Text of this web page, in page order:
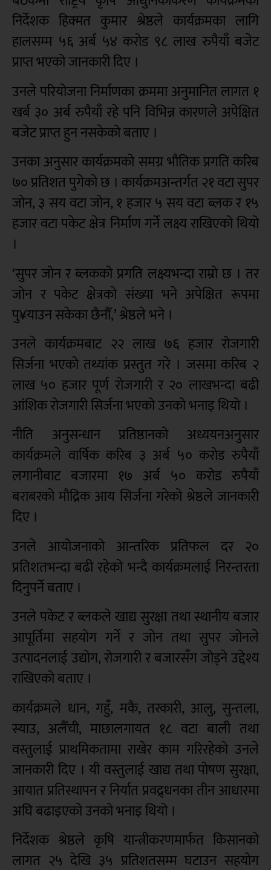
निर्देशक हिक्मत कुमार श्रेष्ठले कार्यक्रमका लागि
हालसम्म ५६ अर्ब ५४ करोड ९८ लाख रुपैयाँ बजेट
प्राप्त भएको जानकारी दिए ।
उनले परियोजना निर्माणका क्रममा अनुमानित लागत १
खर्ब ३० अर्ब रुपैयाँ रहे पनि विभिन्न कारणले अपेक्षित
बजेट प्राप्त हुन नसकेको बताए ।
उनका अनुसार कार्यक्रमको समग्र भौतिक प्रगति करिब
७० प्रतिशत पुगेको छ । कार्यक्रमअन्तर्गत २१ वटा सुपर
जोन, ३ सय वटा जोन, १ हजार ५ सय वटा ब्लक र १५
हजार वटा पकेट क्षेत्र निर्माण गर्ने लक्ष्य राखिएको थियो
।
‘सुपर जोन र ब्लकको प्रगति लक्ष्यभन्दा राम्रो छ । तर
जोन र पकेट क्षेत्रको संख्या भने अपेक्षित रूपमा
पु¥याउन सकेका छैनौँ,’ श्रेष्ठले भने ।
उनले कार्यक्रमबाट २२ लाख ७६ हजार रोजगारी
सिर्जना भएको तथ्यांक प्रस्तुत गरे । जसमा करिब २
लाख ५० हजार पूर्ण रोजगारी र २० लाखभन्दा बढी
आंशिक रोजगारी सिर्जना भएको उनको भनाइ थियो ।
नीति अनुसन्धान प्रतिष्ठानको अध्ययनअनुसार
कार्यक्रमले वार्षिक करिब ३ अर्ब ५० करोड रुपैयाँ
लगानीबाट बजारमा १७ अर्ब ५० करोड रुपैयाँ
बराबरको मौद्रिक आय सिर्जना गरेको श्रेष्ठले जानकारी
दिए ।
उनले आयोजनाको आन्तरिक प्रतिफल दर २०
प्रतिशतभन्दा बढी रहेको भन्दै कार्यक्रमलाई निरन्तरता
दिनुपर्ने बताए ।
उनले पकेट र ब्लकले खाद्य सुरक्षा तथा स्थानीय बजार
आपूर्तिमा सहयोग गर्ने र जोन तथा सुपर जोनले
उत्पादनलाई उद्योग, रोजगारी र बजारसँग जोड्ने उद्देश्य
राखिएको बताए ।
कार्यक्रमले धान, गहुँ, मकै, तरकारी, आलु, सुन्तला,
स्याउ, अलैँची, माछालगायत १८ वटा बाली तथा
वस्तुलाई प्राथमिकतामा राखेर काम गरिरहेको उनले
जानकारी दिए । यी वस्तुलाई खाद्य तथा पोषण सुरक्षा,
आयात प्रतिस्थापन र निर्यात प्रवद्र्धनका तीन आधारमा
अघि बढाइएको उनको भनाइ थियो ।
निर्देशक श्रेष्ठले कृषि यान्त्रीकरणमार्फत किसानको
लागत २५ देखि ३५ प्रतिशतसम्म घटाउन सहयोग